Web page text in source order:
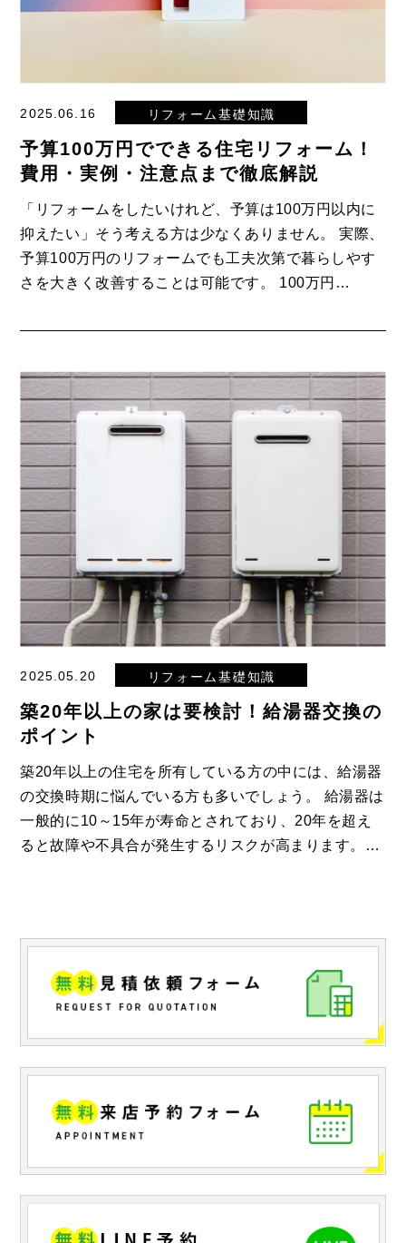
2025.06.16 リフォーム基礎知識
予算100万円でできる住宅リフォーム！
費用・実例・注意点まで徹底解説
「リフォームをしたいけれど、予算は100万円以内に
抑えたい」そう考える方は少なくありません。 実際、
予算100万円のリフォームでも工夫次第で暮らしやす
さを大きく改善することは可能です。 100万円…
2025.05.20 リフォーム基礎知識
築20年以上の家は要検討！給湯器交換の
ポイント
築20年以上の住宅を所有している方の中には、給湯器
の交換時期に悩んでいる方も多いでしょう。 給湯器は
一般的に10～15年が寿命とされており、20年を超え
ると故障や不具合が発生するリスクが高まります。…